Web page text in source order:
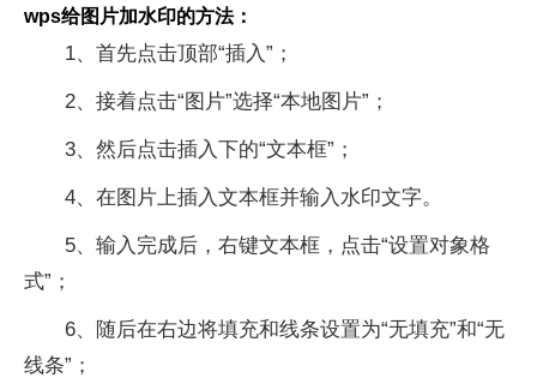
wps给图片加水印的方法：
1、首先点击顶部“插入”；
2、接着点击“图片”选择“本地图片”；
3、然后点击插入下的“文本框”；
4、在图片上插入文本框并输入水印文字。
5、输入完成后，右键文本框，点击“设置对象格
式”；
6、随后在右边将填充和线条设置为“无填充”和“无
线条”；